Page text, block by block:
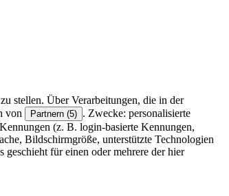
stellen. Über Verarbeitungen, die in der
von Partnern (5) . Zwecke: personalisierte
(z. B. login-basierte Kennungen,
Bildschirmgröße, unterstützte Technologien
für einen oder mehrere der hier